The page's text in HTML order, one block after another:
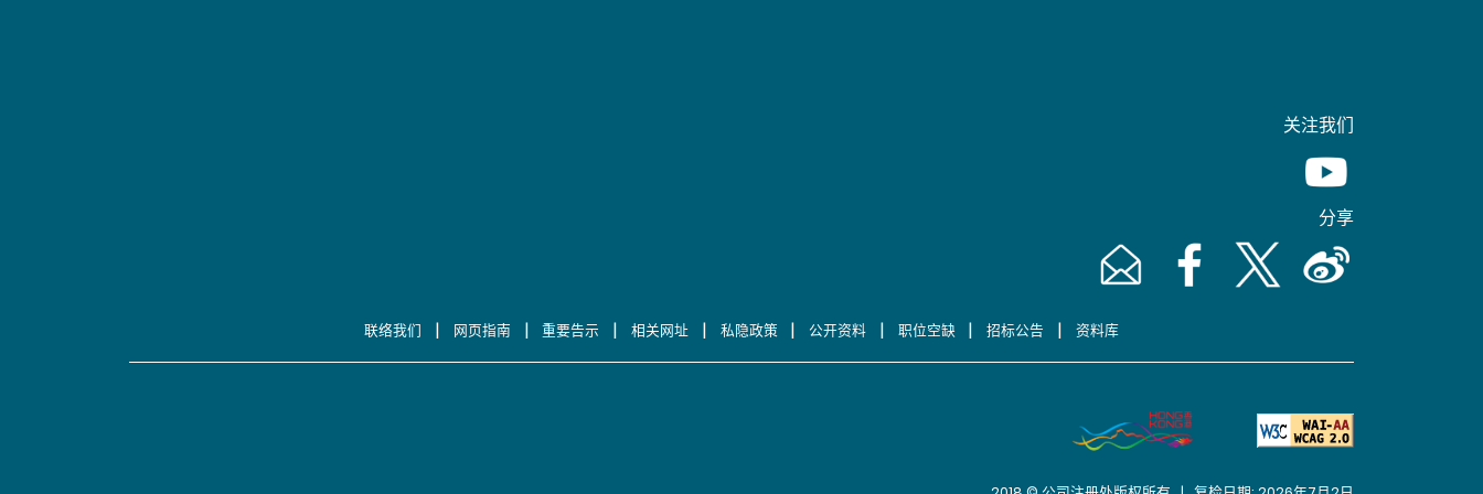
关注我们
Youtube [This link
分享
Email [This link will pop up in a new window]
Facebook [This link will pop up in a
Twitter [This link will pop up
Weibo [This link will
联络我们 | 网页指南 | 重要告示 | 相关网址 | 私隐政策 | 公开资料 | 职位空缺 | 招标公告 | 资料库